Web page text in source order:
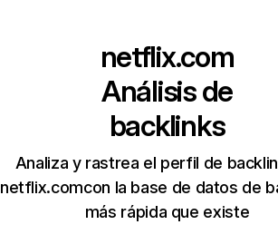
netflix.com
Análisis de
backlinks
Analiza y rastrea el perfil de
netflix.comcon la base de datos de
más rápida que existe